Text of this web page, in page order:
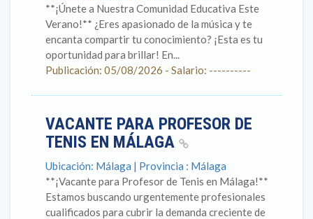
**¡Únete a Nuestra Comunidad Educativa Este
Verano!** ¿Eres apasionado de la música y te
encanta compartir tu conocimiento? ¡Esta es tu
oportunidad para brillar! En...
Publicación: 05/08/2026 - Salario: ----------
VACANTE PARA PROFESOR DE
TENIS EN MÁLAGA
Ubicación: Málaga | Provincia : Málaga
**¡Vacante para Profesor de Tenis en Málaga!**
Estamos buscando urgentemente profesionales
cualificados para cubrir la demanda creciente de